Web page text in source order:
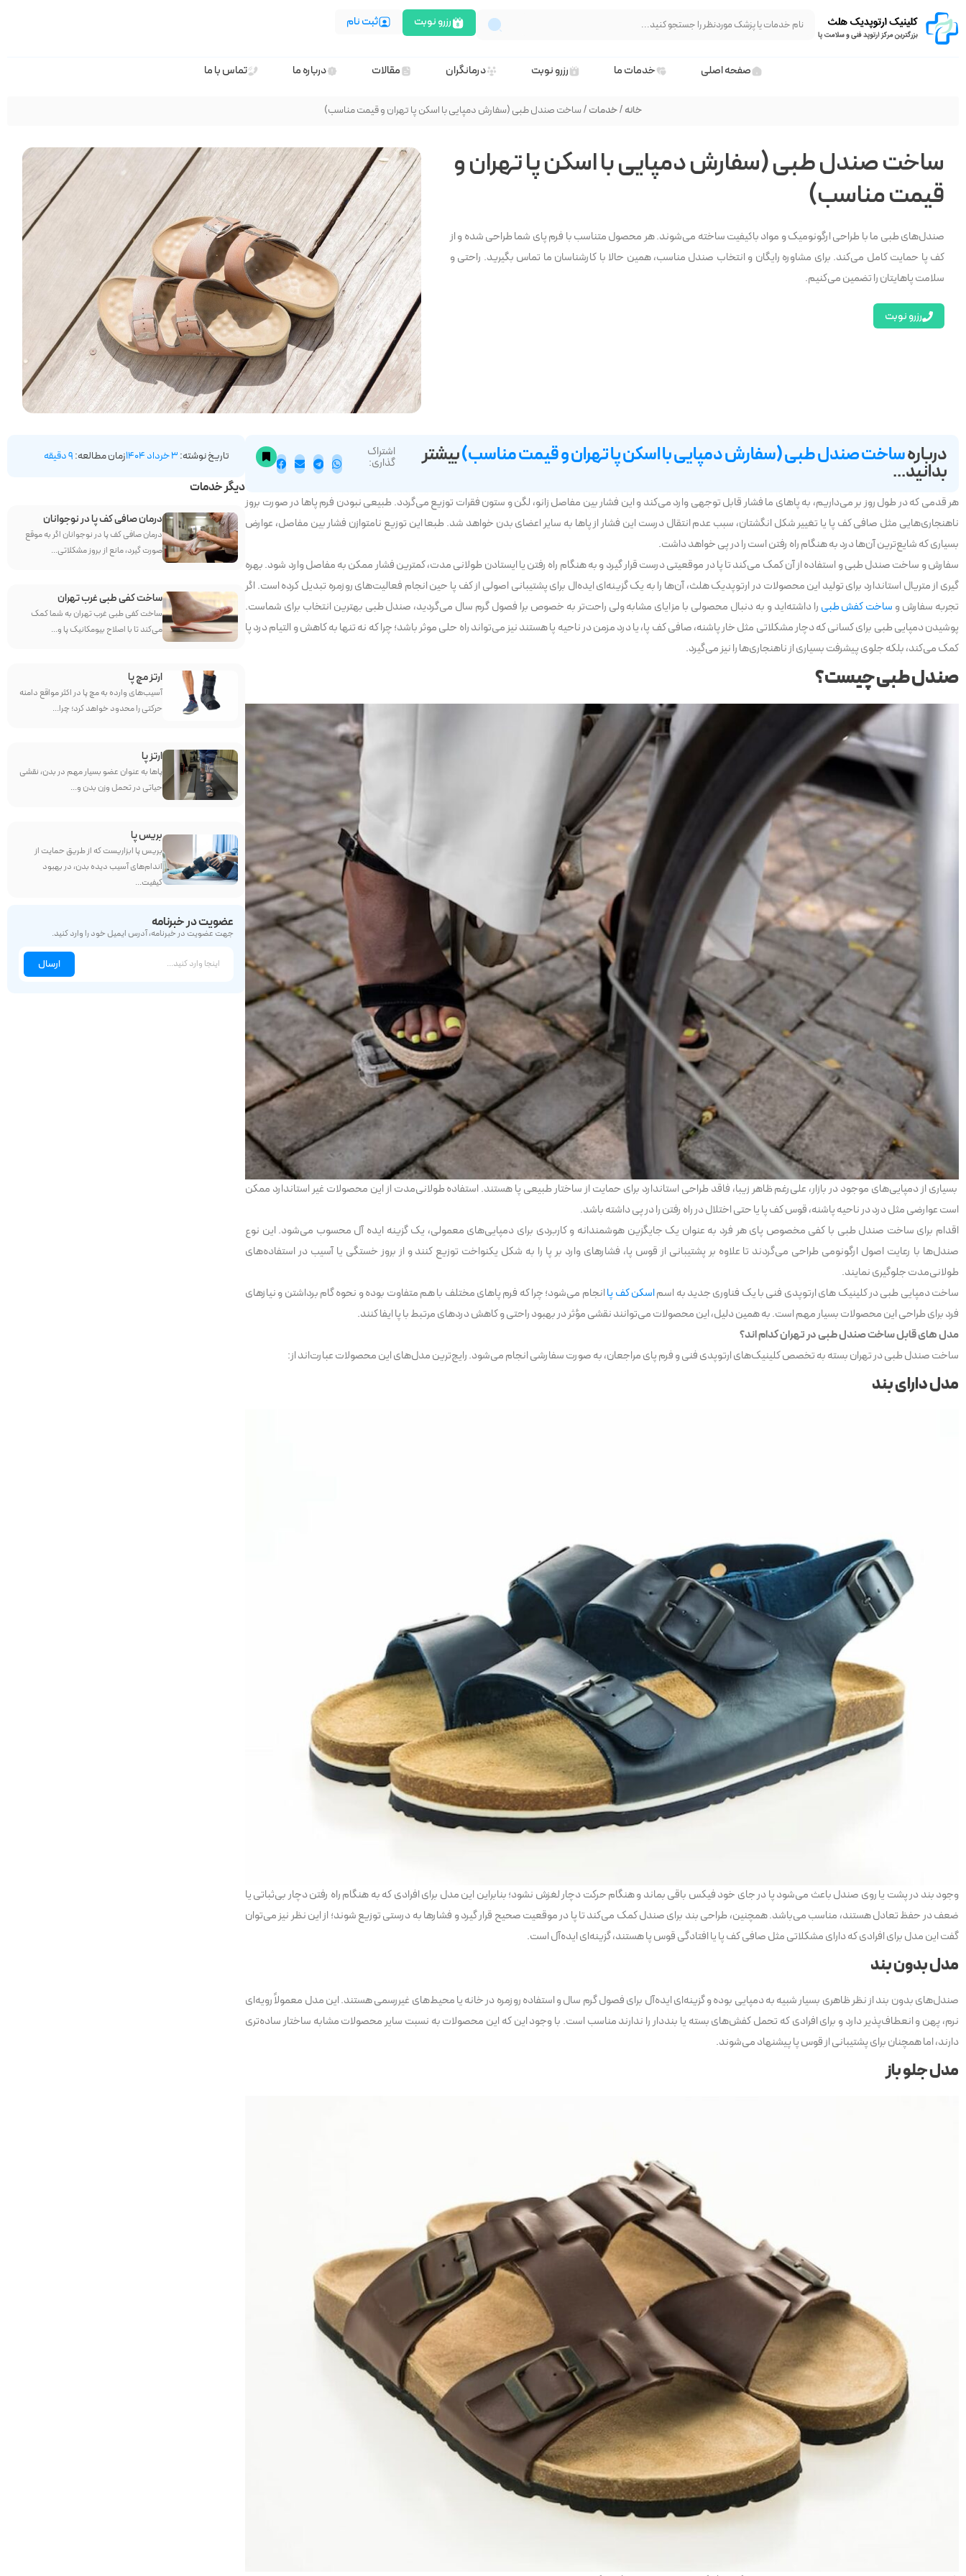
رزرو نوبت ثبت نام
صفحه اصلی خدمات ما رزرو نوبت درمانگران مقالات درباره ما تماس با ما
خانه/خدمات/ ساخت صندل طبی (سفارش دمپایی با اسکن پا تهران و قیمت مناسب)
ساخت صندل طبی (سفارش دمپایی با اسکن پا تهران و
قیمت مناسب)
صندل‌های طبی ما با طراحی ارگونومیک و مواد باکیفیت ساخته می‌شوند. هر محصول متناسب با فرم پای شما طراحی شده و از
کف پا حمایت کامل می‌کند. برای مشاوره رایگان و انتخاب صندل مناسب، همین حالا با کارشناسان ما تماس بگیرید. راحتی و
سلامت پاهایتان را تضمین می‌کنیم.
رزرو نوبت
دربارهساخت صندل طبی (سفارش دمپایی با اسکن پا تهران و قیمت مناسب)بیشتر
بدانید...
اشتراک
گذاری:
هر قدمی که در طول روز بر می‌داریم، به پاهای ما فشار قابل توجهی وارد می‌کند و این فشار بین مفاصل زانو، لگن و ستون فقرات توزیع می‌گردد. طبیعی نبودن فرم پاها در صورت بروز
ناهنجاری‌هایی مثل صافی کف پا یا تغییر شکل انگشتان، سبب عدم انتقال درست این فشار از پاها به سایر اعضای بدن خواهد شد. طبعا این توزیع نامتوازن فشار بین مفاصل، عوارض
بسیاری که شایع‌ترین آن‌ها درد به هنگام راه رفتن است را در پی خواهد داشت.
سفارش و ساخت صندل طبی و استفاده از آن کمک می‌کند تا پا در موقعیتی درست قرار گیرد و به هنگام راه رفتن یا ایستادن طولانی مدت، کمترین فشار ممکن به مفاصل وارد شود. بهره
گیری از متریال استاندارد برای تولید این محصولات در ارتوپدیک هلث، آن‌ها را به یک گزینه‌ای ایده‌ال برای پشتیبانی اصولی از کف پا حین انجام فعالیت‌های روزمره تبدیل کرده است. اگر
تجربه سفارش و ساخت کفش طبی را داشته‌اید و به دنبال محصولی با مزایای مشابه ولی راحت‌تر به خصوص برا فصول گرم سال می‌گردید، صندل طبی بهترین انتخاب برای شماست.
پوشیدن دمپایی طبی برای کسانی که دچار مشکلاتی مثل خار پاشنه، صافی کف پا، یا درد مزمن در ناحیه پا هستند نیز می‌تواند راه حلی موثر باشد؛ چرا که نه تنها به کاهش و التیام درد پا
کمک می‌کند، بلکه جلوی پیشرفت بسیاری از ناهنجاری‌ها را نیز می‌گیرد.
صندل طبی چیست؟
بسیاری از دمپایی‌های موجود در بازار، علی‌رغم ظاهر زیبا، فاقد طراحی استاندارد برای حمایت از ساختار طبیعی پا هستند. استفاده طولانی‌مدت از این محصولات غیر استاندارد ممکن
است عوارضی مثل درد در ناحیه پاشنه، قوس کف پا یا حتی اختلال در راه رفتن را در پی داشته باشد.
اقدام برای ساخت صندل طبی با کفی مخصوص پای هر فرد به عنوان یک جایگزین هوشمندانه و کاربردی برای دمپایی‌های معمولی، یک گزینه ایده آل محسوب می‌شود. این نوع
صندل‌ها با رعایت اصول ارگونومی طراحی می‌گردند تا علاوه بر پشتیبانی از قوس پا، فشارهای وارد بر پا را به شکل یکنواخت توزیع کنند و از بروز خستگی یا آسیب در استفاده‌های
طولانی‌مدت جلوگیری نمایند.
ساخت دمپایی طبی در کلینیک های ارتوپدی فنی با یک فناوری جدید به اسماسکن کف پاانجام می‌شود؛ چرا که فرم پاهای مختلف با هم متفاوت بوده و نحوه گام برداشتن و نیاز‌های
فرد برای طراحی این محصولات بسیار مهم است. به همین دلیل، این محصولات می‌توانند نقشی مؤثر در بهبود راحتی و کاهش دردهای مرتبط با پا ایفا کنند.
مدل های قابل ساخت صندل طبی در تهران کدام اند؟
ساخت صندل طبی در تهران بسته به تخصص کلینیک‌های ارتوپدی فنی و فرم پای مراجعان، به صورت سفارشی انجام می‌شود. رایج‌ترین مدل‌های این محصولات عبارت‌اند از:
مدل دارای بند
وجود بند در پشت یا روی صندل باعث می‌شود پا در جای خود فیکس باقی بماند و هنگام حرکت دچار لغزش نشود؛ بنابراین این مدل برای افرادی که به هنگام راه رفتن دچار بی‌ثباتی یا
ضعف در حفظ تعادل هستند، مناسب می‌باشد. همچنین، طراحی بند برای صندل کمک می‌کند تا پا در موقعیت صحیح قرار گیرد و فشارها به ‌درستی توزیع شوند؛ از این نظر نیز می‌توان
گفت این مدل برای افرادی که دارای مشکلاتی مثل صافی کف پا یا افتادگی قوس پا هستند، گزینه‌ای ایده‌آل است.
مدل بدون بند
صندل‌های بدون بند از نظر ظاهری بسیار شبیه به دمپایی بوده و گزینه‌ای ایده‌آل برای فصول گرم سال و استفاده روزمره در خانه یا محیط‌های غیررسمی هستند. این مدل معمولاً رویه‌ای
نرم، پهن و انعطاف‌پذیر دارد و برای افرادی که تحمل کفش‌های بسته یا بنددار را ندارند مناسب است. با وجود این که این محصولات به نسبت سایر محصولات مشابه ساختار ساده‌تری
دارند، اما همچنان برای پشتیبانی از قوس پا پیشنهاد می‌شوند.
مدل جلو باز
تاریخ نوشته:3 خرداد 1404 زمان مطالعه:9 دقیقه
دیگر خدمات
درمان صافی کف پا در نوجوانان
درمان صافی کف پا در نوجوانان اگر به موقع
صورت گیرد، مانع از بروز مشکلاتی...
ساخت کفی طبی غرب تهران
ساخت کفی طبی غرب تهران به شما کمک
می‌کند تا با اصلاح بیومکانیک پا و...
ارتز مچ پا
آسیب‌های وارده به مچ پا در اکثر مواقع دامنه
حرکتی را محدود خواهد کرد؛ چرا...
ارتز پا
پاها به عنوان عضو بسیار مهم در بدن، نقشی
حیاتی در تحمل وزن بدن و...
بریس پا
بریس پا ابزاریست که از طریق حمایت از
اندام‌های آسیب دیده بدن، در بهبود
کیفیت...
عضویت در خبرنامه
جهت عضویت در خبرنامه، آدرس ایمیل خود را وارد کنید.
ارسال